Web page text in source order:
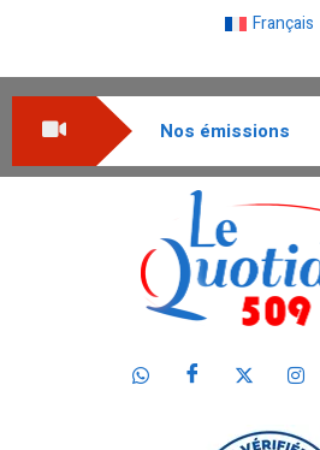
Français
Nos émissions